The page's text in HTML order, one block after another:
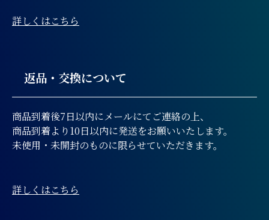
詳しくはこちら
返品・交換について
商品到着後7日以内にメールにてご連絡の上、
商品到着より10日以内に発送をお願いいたします。
未使用・未開封のものに限らせていただきます。
詳しくはこちら